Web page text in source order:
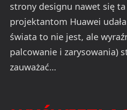
strony designu nawet się
projektantom Huawei
świata to nie jest, ale
palcowanie i zarysowania)
zauważać…